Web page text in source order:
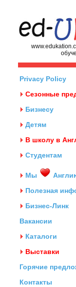
Privacy Policy
Сезонные
Бизнесу
Детям
В школу в
Студентам
Мы
Полезная
Бизнес-Линк
Вакансии
Каталоги
Выставки
Горячие
Контакты